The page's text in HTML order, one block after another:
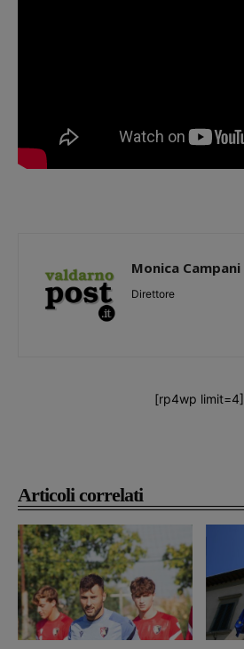
Articoli correlati
Monica Campani
Direttore
[rp4wp limit=4]